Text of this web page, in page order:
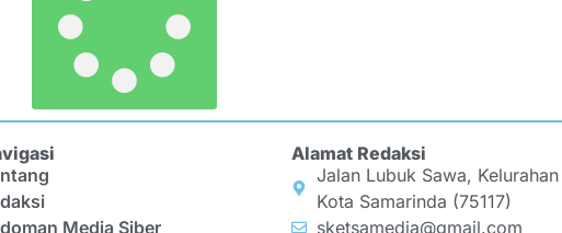
Media Siber
Alamat Redaksi
Jalan Lubuk Sawa,
Kota Samarinda (75117)
sketsamedia@gmail.com